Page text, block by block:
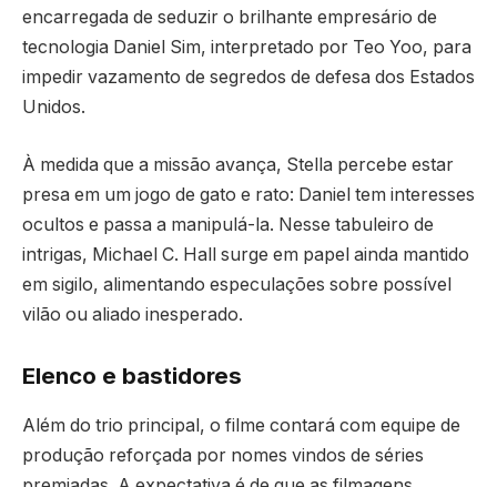
encarregada de seduzir o brilhante empresário de
tecnologia Daniel Sim, interpretado por Teo Yoo, para
impedir vazamento de segredos de defesa dos Estados
Unidos.
À medida que a missão avança, Stella percebe estar
presa em um jogo de gato e rato: Daniel tem interesses
ocultos e passa a manipulá-la. Nesse tabuleiro de
intrigas, Michael C. Hall surge em papel ainda mantido
em sigilo, alimentando especulações sobre possível
vilão ou aliado inesperado.
Elenco e bastidores
Além do trio principal, o filme contará com equipe de
produção reforçada por nomes vindos de séries